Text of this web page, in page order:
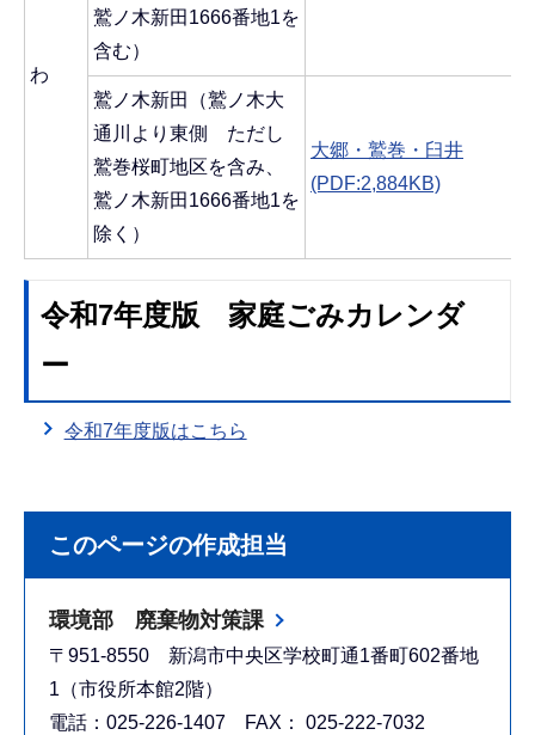
わ
鷲ノ木新田1666番地1を
含む）
鷲ノ木新田（鷲ノ木大
通川より東側 ただし
鷲巻桜町地区を含み、
鷲ノ木新田1666番地1を
除く）
大郷・鷲巻・臼井
(PDF:2,884KB)
令和7年度版 家庭ごみカレンダ
ー
令和7年度版はこちら
このページの作成担当
環境部 廃棄物対策課
〒951-8550 新潟市中央区学校町通1番町602番地
1（市役所本館2階）
電話：025-226-1407 FAX： 025-222-7032